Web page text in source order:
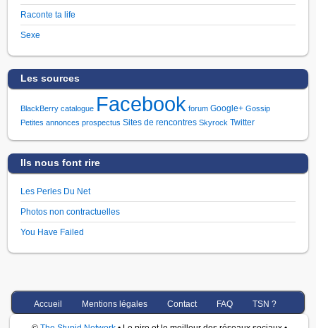
Raconte ta life
Sexe
Les sources
BlackBerry catalogue Facebook forum Google+ Gossip
Petites annonces prospectus Sites de rencontres Skyrock Twitter
Ils nous font rire
Les Perles Du Net
Photos non contractuelles
You Have Failed
Accueil Mentions légales Contact FAQ TSN ?